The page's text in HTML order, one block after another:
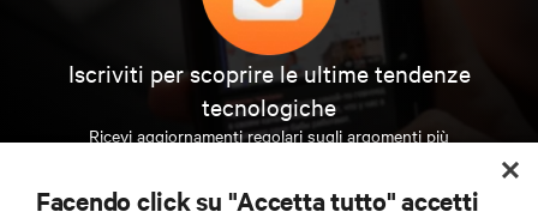
Iscriviti per scoprire le ultime tendenze
tecnologiche
Ricevi aggiornamenti regolari sugli argomenti più
data center e infrastrutture.
Facendo click su "Accetta tutto" accetti